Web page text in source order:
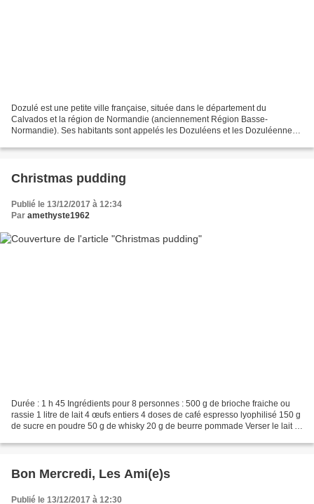
Dozulé est une petite ville française, située dans le département du
Calvados et la région de Normandie (anciennement Région Basse-
Normandie). Ses habitants sont appelés les Dozuléens et les Dozuléennes.
Christmas pudding
Publié le 13/12/2017 à 12:34
Par amethyste1962
Durée : 1 h 45 Ingrédients pour 8 personnes : 500 g de brioche fraiche ou
rassie 1 litre de lait 4 œufs entiers 4 doses de café espresso lyophilisé 150 g
de sucre en poudre 50 g de whisky 20 g de beurre pommade Verser le lait et
Bon Mercredi, Les Ami(e)s
Publié le 13/12/2017 à 12:30